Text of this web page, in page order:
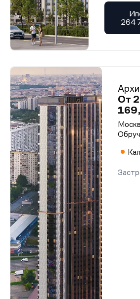
264
От